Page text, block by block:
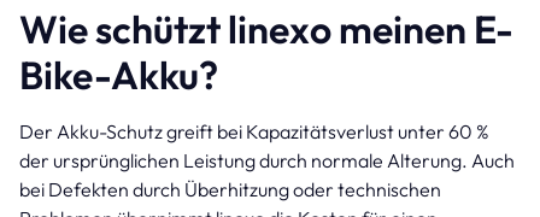
Wie schützt linexo meinen E-
Bike-Akku?
Der Akku-Schutz greift bei Kapazitätsverlust unter 60 %
der ursprünglichen Leistung durch normale Alterung. Auch
bei Defekten durch Überhitzung oder technischen